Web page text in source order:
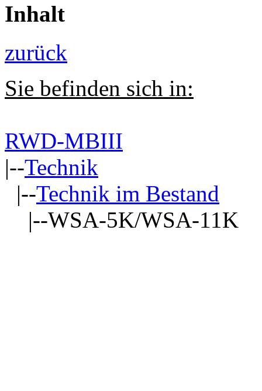
Inhalt
zurück
Sie befinden sich in:
RWD-MBIII
|--Technik
|--Technik im Bestand
|--WSA-5K/WSA-11K